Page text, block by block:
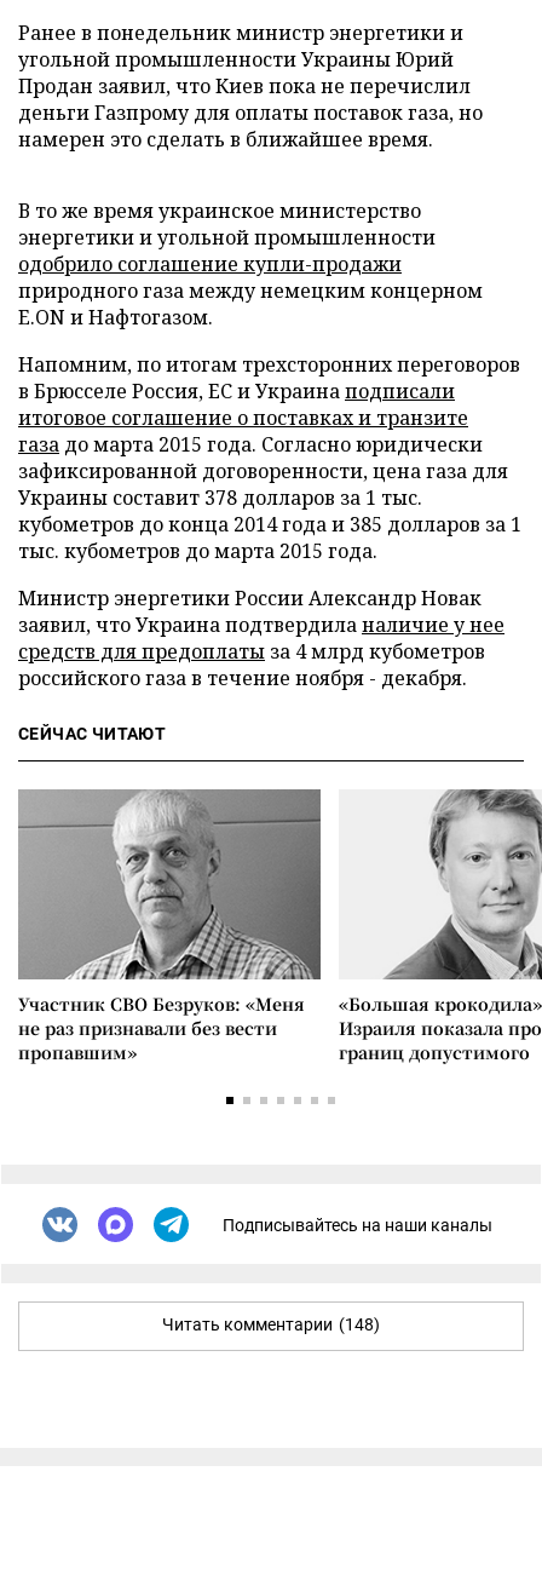
Ранее в понедельник министр энергетики и
угольной промышленности Украины Юрий
Продан заявил, что Киев пока не перечислил
деньги Газпрому для оплаты поставок газа, но
намерен это сделать в ближайшее время.
В то же время украинское министерство
энергетики и угольной промышленности
одобрило соглашение купли-продажи
природного газа между немецким концерном
E.ON и Нафтогазом.
Напомним, по итогам трехсторонних переговоров
в Брюсселе Россия, ЕС и Украинаподписали
итоговое соглашение о поставках и транзите
газа до марта 2015 года. Согласно юридически
зафиксированной договоренности, цена газа для
Украины составит 378 долларов за 1 тыс.
кубометров до конца 2014 года и 385 долларов за 1
тыс. кубометров до марта 2015 года.
Министр энергетики России Александр Новак
заявил, что Украина подтвердиланаличие у нее
средств для предоплаты за 4 млрд кубометров
российского газа в течение ноября - декабря.
СЕЙЧАС ЧИТАЮТ
Участник СВО Безруков: «Меня
не раз признавали без вести
пропавшим»
«Большая
Израиля показала
границ допустимого
Подписывайтесь на наши каналы
Читать комментарии (148)